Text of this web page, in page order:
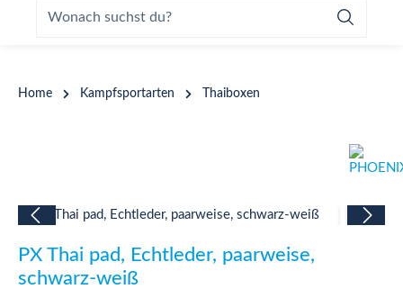
Home Kampfsportarten Thaiboxen
Bildergalerie überspringen
PX Thai pad, Echtleder, paarweise,
schwarz-weiß